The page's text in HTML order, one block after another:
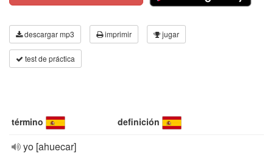
descargar mp3 imprimir jugar
test de práctica
término definición
yo [ahuecar]